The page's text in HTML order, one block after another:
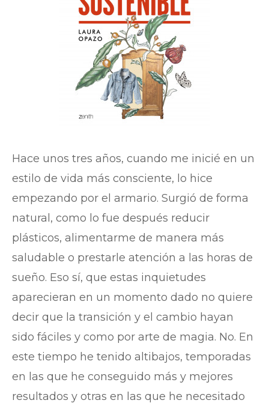
Hace unos tres años, cuando me inicié en un
estilo de vida más consciente, lo hice
empezando por el armario. Surgió de forma
natural, como lo fue después reducir
plásticos, alimentarme de manera más
saludable o prestarle atención a las horas de
sueño. Eso sí, que estas inquietudes
aparecieran en un momento dado no quiere
decir que la transición y el cambio hayan
sido fáciles y como por arte de magia. No. En
este tiempo he tenido altibajos, temporadas
en las que he conseguido más y mejores
resultados y otras en las que he necesitado